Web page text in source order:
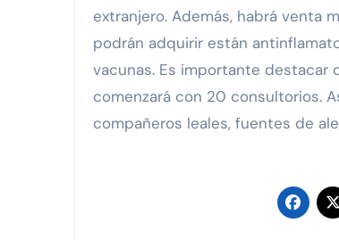
extranjero. Además, habrá venta
podrán adquirir están
vacunas. Es importante destacar
comenzará con 20 consultorios.
compañeros leales, fuentes de